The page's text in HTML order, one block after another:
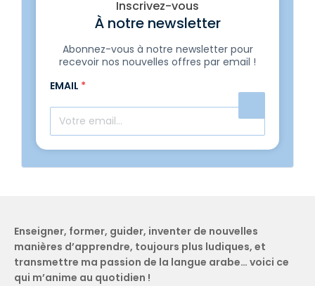
Inscrivez-vous
À notre newsletter
Abonnez-vous à notre newsletter pour
recevoir nos nouvelles offres par email !
EMAIL *
Enseigner, former, guider, inventer de nouvelles
manières d’apprendre, toujours plus ludiques, et
transmettre ma passion de la langue arabe… voici ce
qui m’anime au quotidien !